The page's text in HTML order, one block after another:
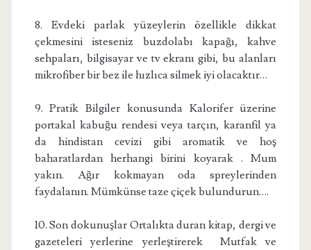
8. Evdeki parlak yüzeylerin özellikle dikkat
çekmesini isteseniz buzdolabı kapağı, kahve
sehpaları, bilgisayar ve tv ekranı gibi, bu alanları
mikrofiber bir bez ile hızlıca silmek iyi olacaktır…
9. Pratik Bilgiler konusunda Kalorifer üzerine
portakal kabuğu rendesi veya tarçın, karanfil ya
da hindistan cevizi gibi aromatik ve hoş
baharatlardan herhangi birini koyarak . Mum
yakın. Ağır kokmayan oda spreylerinden
faydalanın. Mümkünse taze çiçek bulundurun….
10. Son dokunuşlar Ortalıkta duran kitap, dergi ve
gazeteleri yerlerine yerleştirerek Mutfak ve